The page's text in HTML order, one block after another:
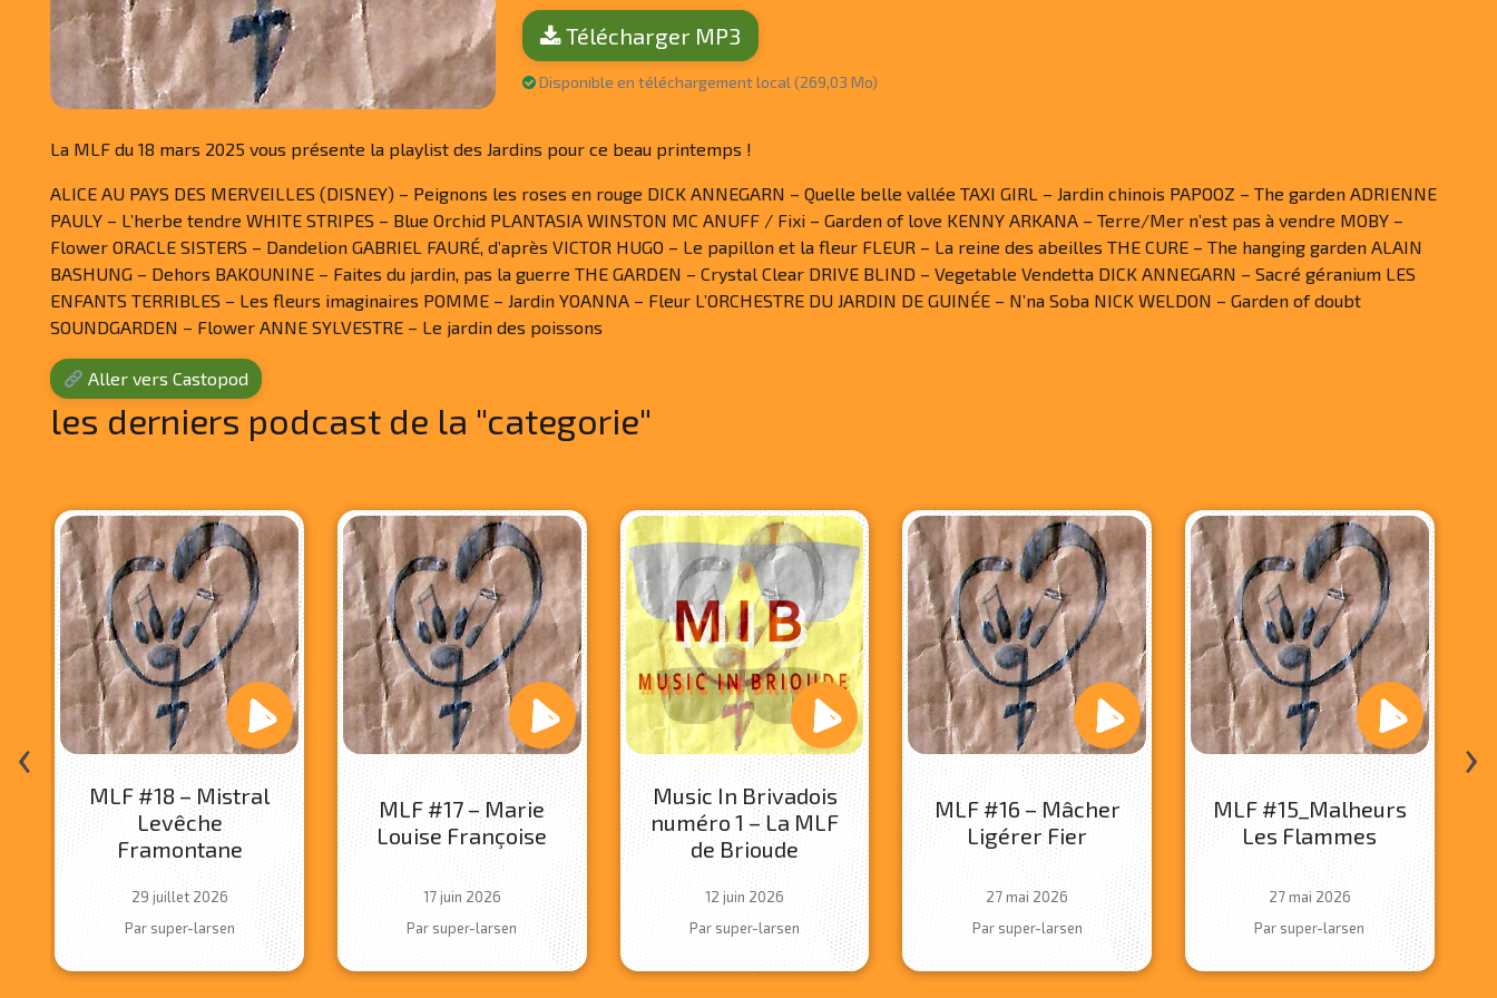
Télécharger MP3
Disponible en téléchargement local (269,03 Mo)
La MLF du 18 mars 2025 vous présente la playlist des Jardins pour ce beau printemps !
ALICE AU PAYS DES MERVEILLES (DISNEY) – Peignons les roses en rouge DICK ANNEGARN – Quelle belle vallée TAXI GIRL – Jardin chinois PAPOOZ – The garden ADRIENNE
PAULY – L’herbe tendre WHITE STRIPES – Blue Orchid PLANTASIA WINSTON MC ANUFF / Fixi – Garden of love KENNY ARKANA – Terre/Mer n’est pas à vendre MOBY –
Flower ORACLE SISTERS – Dandelion GABRIEL FAURÉ, d’après VICTOR HUGO – Le papillon et la fleur FLEUR – La reine des abeilles THE CURE – The hanging garden ALAIN
BASHUNG – Dehors BAKOUNINE – Faites du jardin, pas la guerre THE GARDEN – Crystal Clear DRIVE BLIND – Vegetable Vendetta DICK ANNEGARN – Sacré géranium LES
ENFANTS TERRIBLES – Les fleurs imaginaires POMME – Jardin YOANNA – Fleur L’ORCHESTRE DU JARDIN DE GUINÉE – N’na Soba NICK WELDON – Garden of doubt
SOUNDGARDEN – Flower ANNE SYLVESTRE – Le jardin des poissons
Aller vers Castopod
les derniers podcast de la "categorie"
MLF #18 – Mistral
Levêche
Framontane
29 juillet 2026
Par super-larsen
MLF #17 – Marie
Louise Françoise
17 juin 2026
Par super-larsen
Music In Brivadois
numéro 1 – La MLF
de Brioude
12 juin 2026
Par super-larsen
MLF #16 – Mâcher
Ligérer Fier
27 mai 2026
Par super-larsen
MLF #15_Malheurs
Les Flammes
27 mai 2026
Par super-larsen
‹ ›